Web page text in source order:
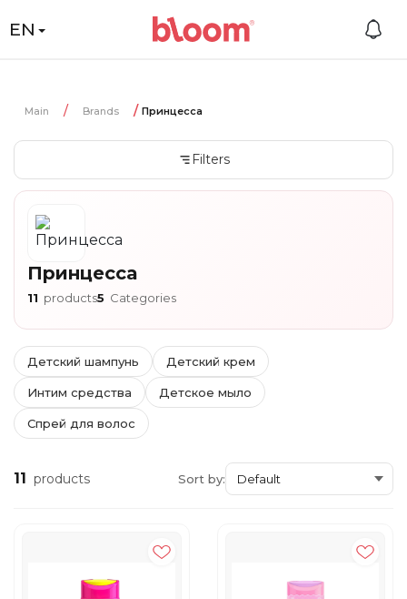
EN
Main Brands Принцесса
Filters
Принцесса
11 products5 Categories
Детский шампунь Детский крем
Интим средства Детское мыло
Спрей для волос
11 products Sort by: